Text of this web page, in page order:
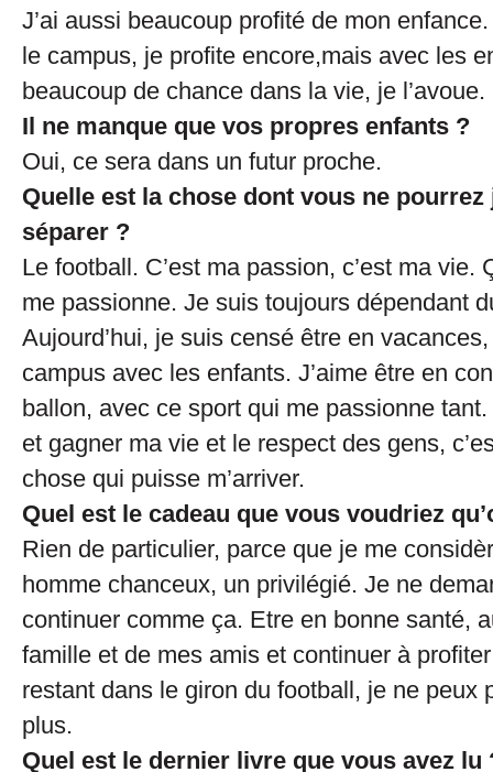
J’ai aussi beaucoup profité de mon
le campus, je profite encore,mais avec les
beaucoup de chance dans la vie, je l’avoue.
Il ne manque que vos propres enfants ?
Oui, ce sera dans un futur proche.
Quelle est la chose dont vous ne
séparer ?
Le football. C’est ma passion, c’est ma vie.
me passionne. Je suis toujours dépendant
Aujourd’hui, je suis censé être en
campus avec les enfants. J’aime être en
ballon, avec ce sport qui me passionne
et gagner ma vie et le respect des gens,
chose qui puisse m’arriver.
Quel est le cadeau que vous voudriez
Rien de particulier, parce que je me
homme chanceux, un privilégié. Je ne
continuer comme ça. Etre en bonne santé,
famille et de mes amis et continuer à
restant dans le giron du football, je ne peux
plus.
Quel est le dernier livre que vous avez lu